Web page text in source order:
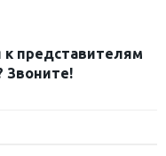
представителям
Звоните!